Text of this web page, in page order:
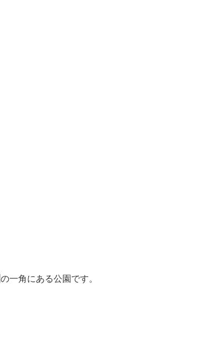
の一角にある公園です。